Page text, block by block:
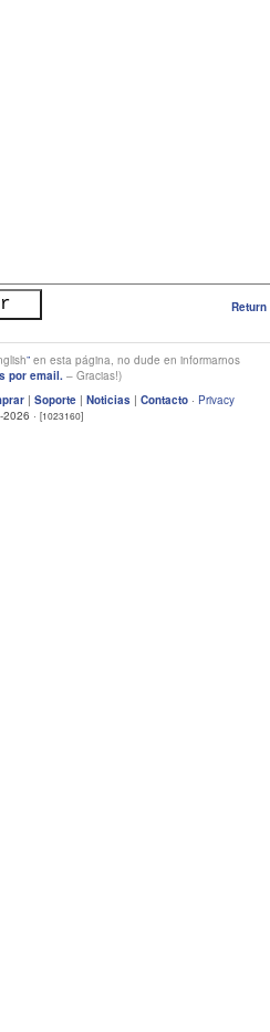
en esta página, no dude en informarnos
por email. – Gracias!)
| Soporte| Noticias| Contacto· Privacy
· [1023160]